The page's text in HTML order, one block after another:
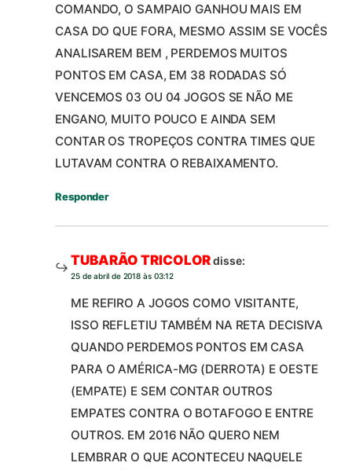
COMANDO, O SAMPAIO GANHOU MAIS EM
CASA DO QUE FORA, MESMO ASSIM SE VOCÊS
ANALISAREM BEM , PERDEMOS MUITOS
PONTOS EM CASA, EM 38 RODADAS SÓ
VENCEMOS 03 OU 04 JOGOS SE NÃO ME
ENGANO, MUITO POUCO E AINDA SEM
CONTAR OS TROPEÇOS CONTRA TIMES QUE
LUTAVAM CONTRA O REBAIXAMENTO.
Responder
TUBARÃO TRICOLORdisse:
25 de abril de 2018 às 03:12
ME REFIRO A JOGOS COMO VISITANTE,
ISSO REFLETIU TAMBÉM NA RETA DECISIVA
QUANDO PERDEMOS PONTOS EM CASA
PARA O AMÉRICA-MG (DERROTA) E OESTE
(EMPATE) E SEM CONTAR OUTROS
EMPATES CONTRA O BOTAFOGO E ENTRE
OUTROS. EM 2016 NÃO QUERO NEM
LEMBRAR O QUE ACONTECEU NAQUELE